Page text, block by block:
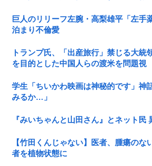
巨人のリリーフ左腕・高梨雄平「左手
泊まり不倫愛
トランプ氏、「出産旅行」禁じる大統
を目的とした中国人らの渡米を問題視
学生「ちいかわ映画は神秘的です」神
みるか…」
『みいちゃんと山田さん』とネット民
【竹田くんじゃない】医者、腫瘍のな
者を植物状態に